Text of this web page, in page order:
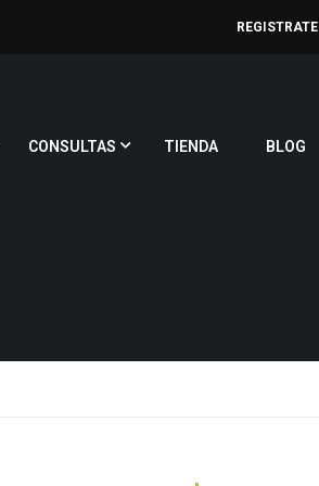
REGISTRATE
CONSULTAS TIENDA BLOG